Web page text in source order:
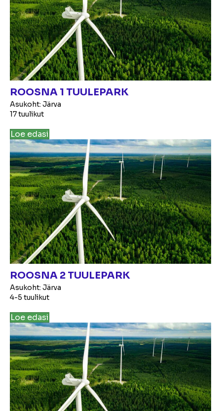
ROOSNA 1 TUULEPARK
Asukoht: Järva
17 tuulikut
Loe edasi
ROOSNA 2 TUULEPARK
Asukoht: Järva
4-5 tuulikut
Loe edasi